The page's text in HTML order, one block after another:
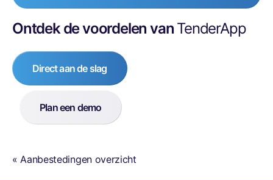
Ontdek de voordelen van TenderApp
Direct aan de slag
Plan een demo
« Aanbestedingen overzicht